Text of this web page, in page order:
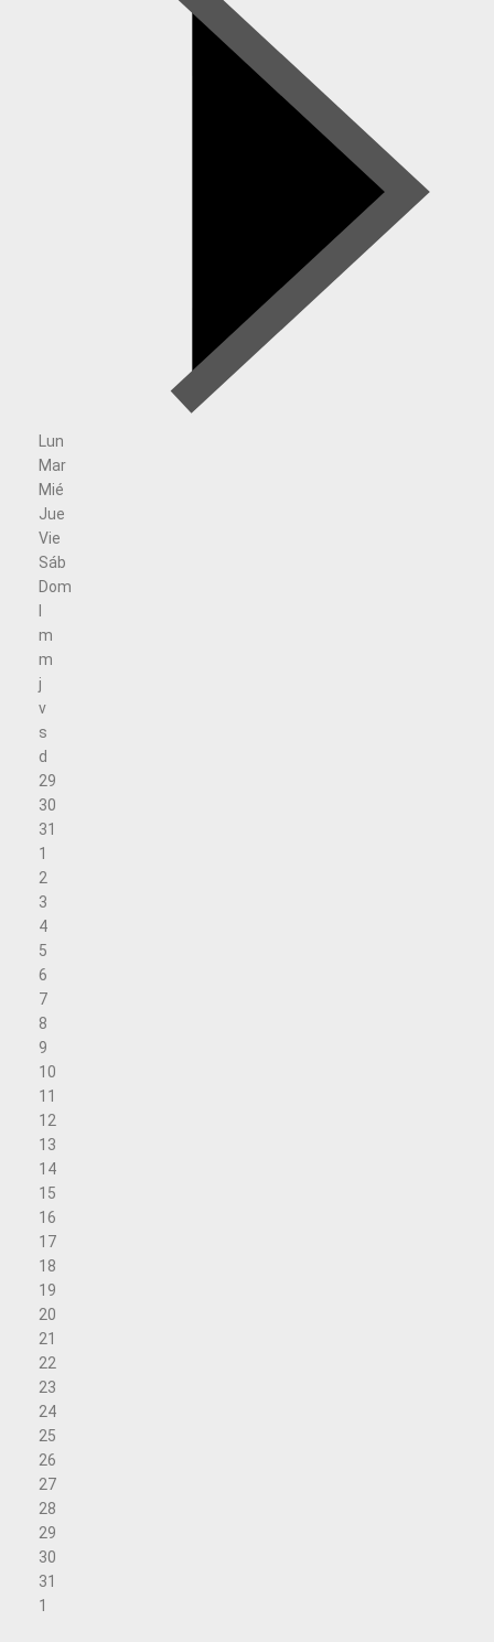
Lun
Mar
Mié
Jue
Vie
Sáb
Dom
m
m
j
v
s
d
29
30
31
1
2
3
4
5
6
7
8
9
10
11
12
13
14
15
16
17
18
19
20
21
22
23
24
25
26
27
28
29
30
31
1